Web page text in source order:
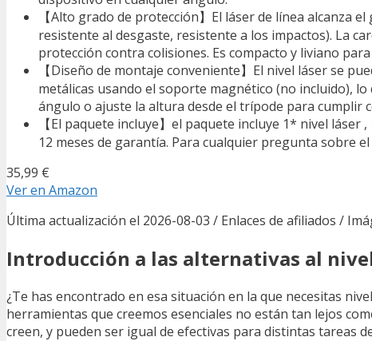
【Alto grado de protección】El láser de línea alcanza
resistente al desgaste, resistente a los impactos). La
protección contra colisiones. Es compacto y liviano
【Diseño de montaje conveniente】El nivel láser se
metálicas usando el soporte magnético (no incluido),
ángulo o ajuste la altura desde el trípode para cumplir
【El paquete incluye】el paquete incluye 1* nivel
12 meses de garantía. Para cualquier pregunta sobre
35,99 €
Ver en Amazon
Última actualización el 2026-08-03 / Enlaces de afiliados /
Introducción a las alternativas al
¿Te has encontrado en esa situación en la que necesitas
herramientas que creemos esenciales no están tan lejos
creen, y pueden ser igual de efectivas para distintas tareas